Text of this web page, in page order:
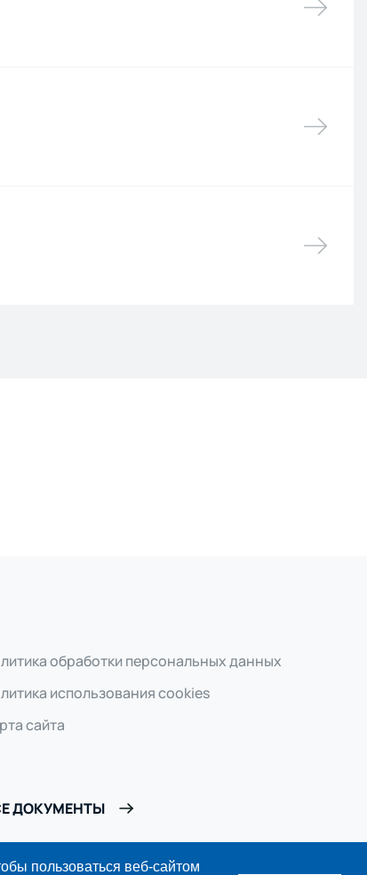
пользоваться веб-сайтом
обработки персональных данных
использования cookies
сайта
ДОКУМЕНТЫ